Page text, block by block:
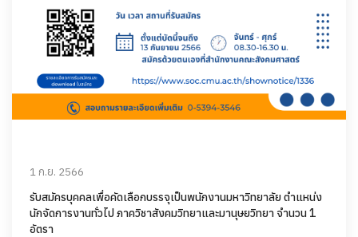
1 ก.ย. 2566
รับสมัครบุคคลเพื่อคัดเลือกบรรจุเป็นพนักงานมหาวิทยาลัย ตำแหน่ง
นักจัดการงานทั่วไป ภาควิชาสังคมวิทยาและมานุษยวิทยา จำนวน 1
อัตรา